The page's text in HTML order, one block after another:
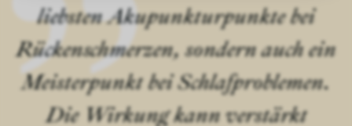
liebsten Akupunkturpunkte bei
Rückenschmerzen, sondern auch ein
Meisterpunkt bei Schlafproblemen.
Die Wirkung kann verstärkt